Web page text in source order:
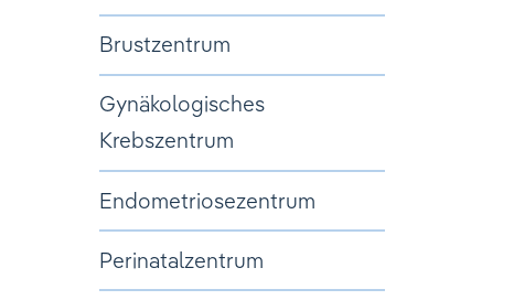
Brustzentrum
Gynäkologisches
Krebszentrum
Endometriosezentrum
Perinatalzentrum